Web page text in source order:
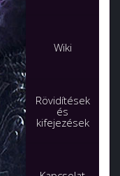
Wiki
Rövidítések
és
kifejezések